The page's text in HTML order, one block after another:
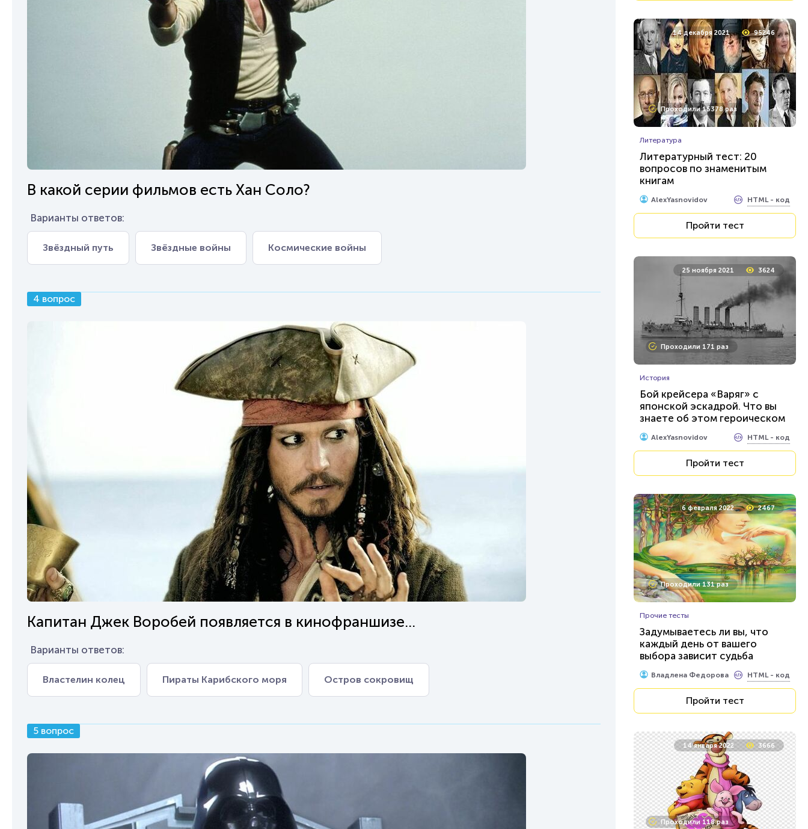
В какой серии фильмов есть Хан Соло?
Варианты ответов:
Звёздный путь Звёздные войны Космические войны
4 вопрос
Капитан Джек Воробей появляется в кинофраншизе...
Варианты ответов:
Властелин колец Пираты Карибского моря Остров сокровищ
5 вопрос
14 декабря 2021 95246
Проходили 15378 раз
Литература
Литературный тест: 20
вопросов по знаменитым
книгам
AlexYasnovidov HTML - код
Пройти тест
25 ноября 2021 3624
Проходили 171 раз
История
Бой крейсера «Варяг» с
японской эскадрой. Что вы
знаете об этом героическом
событии в нашей истории?
AlexYasnovidov HTML - код
Пройти тест
6 февраля 2022 2467
Проходили 131 раз
Прочие тесты
Задумываетесь ли вы, что
каждый день от вашего
выбора зависит судьба
планеты?
Владлена Федорова HTML - код
Пройти тест
14 января 2022 3666
Проходили 118 раз